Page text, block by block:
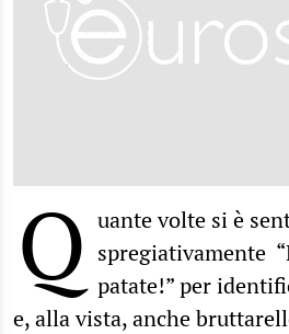
Q uante volte si è
spregiativamente
patate!” per
e, alla vista, anche